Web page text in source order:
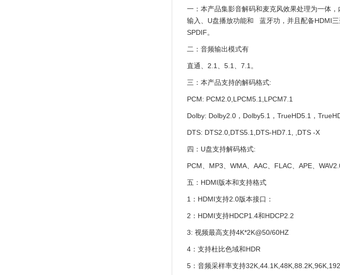
一：本产品集影音解码和麦克风效果处理为一体
输入、U盘播放功能和 蓝牙功，并且配备HDMI
SPDIF。
二：音频输出模式有
直通、2.1、5.1、7.1。
三：本产品支持的解码格式:
PCM: PCM2.0,LPCM5.1,LPCM7.1
Dolby: Dolby2.0，Dolby5.1，TrueHD5.1，
DTS: DTS2.0,DTS5.1,DTS-HD7.1, ,DTS -X
四：U盘支持解码格式:
PCM、MP3、WMA、AAC、FLAC、APE、
五：HDMI版本和支持格式
1：HDMI支持2.0版本接口：
2：HDMI支持HDCP1.4和HDCP2.2
3: 视频最高支持4K*2K@50/60HZ
4：支持杜比色域和HDR
5：音频采样率支持